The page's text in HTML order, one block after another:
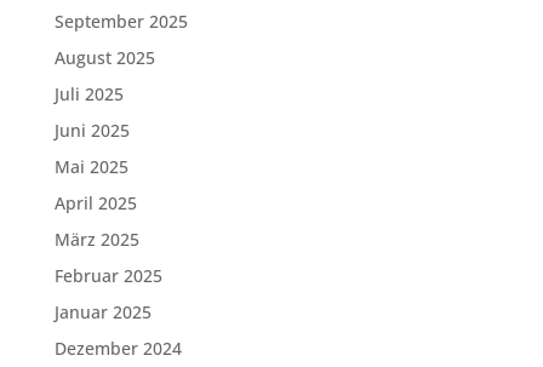
September 2025
August 2025
Juli 2025
Juni 2025
Mai 2025
April 2025
März 2025
Februar 2025
Januar 2025
Dezember 2024